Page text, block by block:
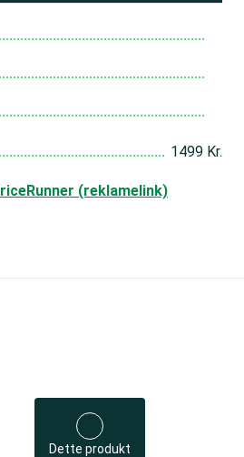
1499 Kr.
(reklamelink)
Dette produkt